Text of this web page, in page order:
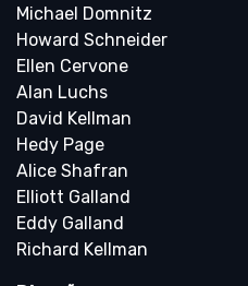
Michael Domnitz
Howard Schneider
Ellen Cervone
Alan Luchs
David Kellman
Hedy Page
Alice Shafran
Elliott Galland
Eddy Galland
Richard Kellman